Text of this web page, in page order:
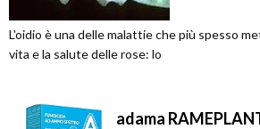
L'oidio è una delle malattie che più spesso
vita e la salute delle rose: lo
adama